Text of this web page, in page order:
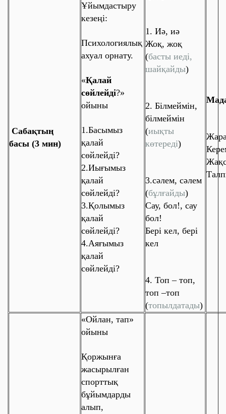
Сабақтың
басы (3 мин)
Ұйымдастыру
кезеңі:
Психологиялық
ахуал орнату.
«Қалай
сөйлейді?»
ойыны
1.Басымыз
қалай
сөйлейді?
2.Иығымыз
қалай
сөйлейді?
3.Қолымыз
қалай
сөйлейді?
4.Аяғымыз
қалай
сөйлейді?
1. Иә, иә
Жоқ, жоқ
(басты иеді,
шайқайды)
2. Білмеймін,
білмеймін
(иықты
көтереді)
3.сәлем, сәлем
(бұлғайды)
Сау, бол!, сау
бол!
Бері кел, бері
кел
4. Топ – топ,
топ –топ
(топылдатады)
«Ойлан, тап»
ойыны
Қоржынға
жасырылған
спорттық
бұйымдарды
алып,